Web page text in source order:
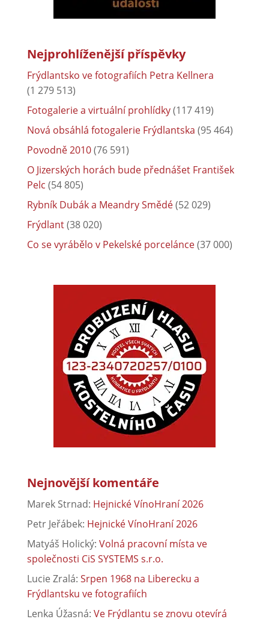
Nejprohlíženější příspěvky
Frýdlantsko ve fotografiích Petra Kellnera
(1 279 513)
Fotogalerie a virtuální prohlídky(117 419)
Nová obsáhlá fotogalerie Frýdlantska (95 464)
Povodně 2010(76 591)
O Jizerských horách bude přednášet František
Pelc (54 805)
Rybník Dubák a Meandry Smědé(52 029)
Frýdlant(38 020)
Co se vyrábělo v Pekelské porcelánce(37 000)
Nejnovější komentáře
Marek Strnad: Hejnické VínoHraní 2026
Petr Jeřábek: Hejnické VínoHraní 2026
Matyáš Holický: Volná pracovní místa ve
společnosti CiS SYSTEMS s.r.o.
Lucie Zralá: Srpen 1968 na Liberecku a
Frýdlantsku ve fotografiích
Lenka Úžasná: Ve Frýdlantu se znovu otevírá